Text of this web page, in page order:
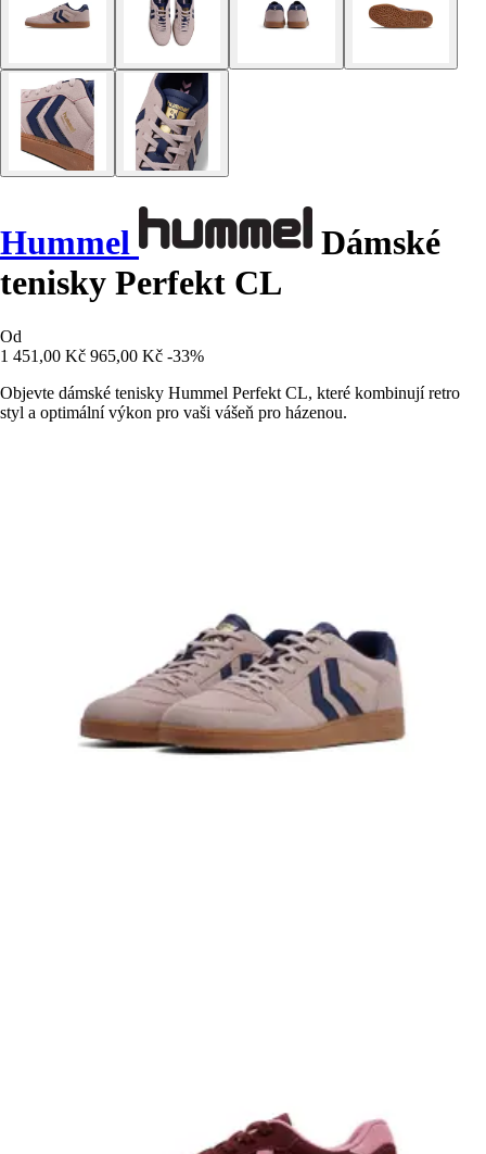
Hummel
Dámské
tenisky Perfekt CL
Od
1 451,00 Kč 965,00 Kč -33%
Objevte dámské tenisky Hummel Perfekt CL, které kombinují retro
styl a optimální výkon pro vaši vášeň pro házenou.